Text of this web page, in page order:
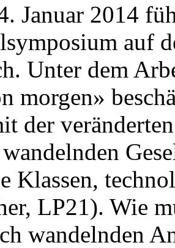
Januar 2014
auf
Unter dem
morgen»
der
Klassen,
LP21). Wie
wandelnden